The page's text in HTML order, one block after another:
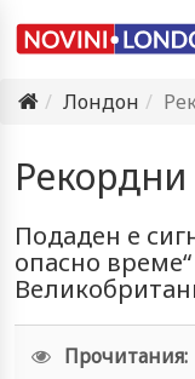
Лондон
Подаден е
опасно
Прочитания: